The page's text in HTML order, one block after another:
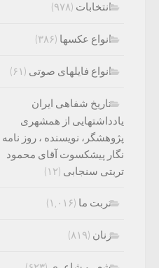
انتخابات (۹۷۸)
انواع عکسها (۳۸۶)
انواع فایلهای صوتی (۶۱)
تاریخ شفاهی ایران
یادداشتهایی از همشهری
پژوهشگر، نویسنده ، روز نامه
نگار پیشکسوت آقای محمود
تربتی سنجابی (۱۲)
تربت ما (۱,۰۱۶)
زنان (۸۱۹)